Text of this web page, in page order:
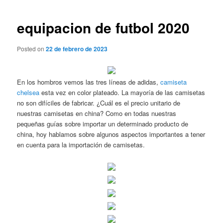
equipacion de futbol 2020
Posted on22 de febrero de 2023
En los hombros vemos las tres líneas de adidas,camiseta
chelsea esta vez en color plateado. La mayoría de las camisetas
no son difíciles de fabricar. ¿Cuál es el precio unitario de
nuestras camisetas en china? Como en todas nuestras
pequeñas guías sobre importar un determinado producto de
china, hoy hablamos sobre algunos aspectos importantes a tener
en cuenta para la importación de camisetas.